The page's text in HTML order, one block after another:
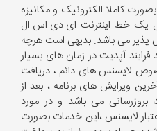
کاملا الکترونیک و مکانیزه
یک خط اینترنت ای.دی.اس.ال
از 3 دقیقه امکان پذیر می باشد. بدیهی است هرچه
آپدیت در زمان های بسیار
لایسنس های دائم ، دریافت
ویرایش های برنامه ، بعد از
می باشد و در مورد
لایسنس ،این خدمات بصورت